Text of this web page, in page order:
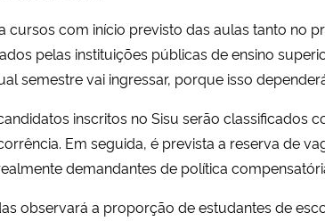
cursos com início previsto das aulas tanto no
pelas instituições públicas de ensino
semestre vai ingressar, porque isso
inscritos no Sisu serão classificados
Em seguida, é prevista a reserva de
demandantes de política
observará a proporção de estudantes de